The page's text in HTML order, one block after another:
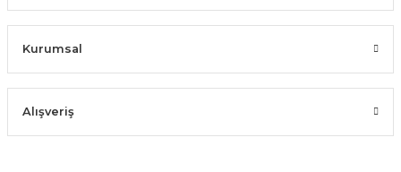
Kurumsal
Alışveriş